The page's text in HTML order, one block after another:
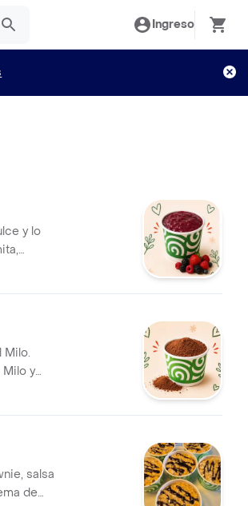
Ingreso
y lo
hacen
Milo.
y
salsa
de